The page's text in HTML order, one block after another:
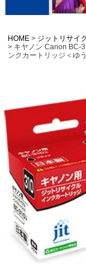
HOME
ジットリサイ
キヤノン Canon BC-
ンクカートリッジ＜ゆ